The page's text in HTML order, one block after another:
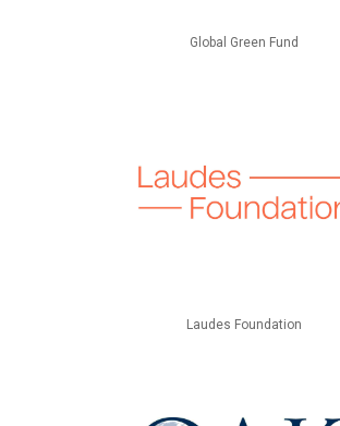
Global Green Fund
Laudes Foundation